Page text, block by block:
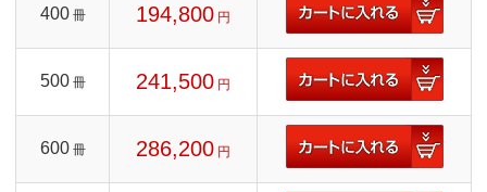
400 冊 194,800 円
500 冊 241,500 円
600 冊 286,200 円